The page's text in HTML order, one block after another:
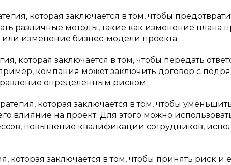
которая заключается в том, чтобы
различные методы, такие как изменение плана
изменение бизнес-модели проекта.
которая заключается в том, чтобы передать
компания может заключить договор с
определенным риском.
которая заключается в том, чтобы
влияние на проект. Для этого можно
повышение квалификации сотрудников,
которая заключается в том, чтобы принять риск и